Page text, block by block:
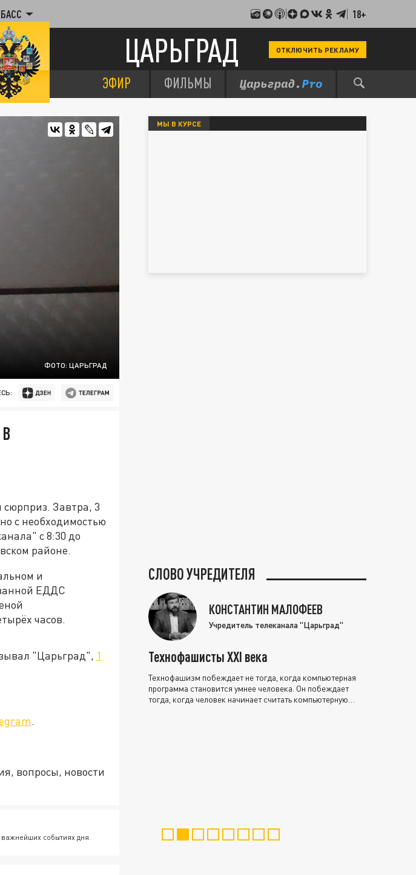
18+
ЦАРЬГРАД ОТКЛЮЧИТЬ РЕКЛАМУ
ЭФИР ФИЛЬМЫ
ФОТО: ЦАРЬГРАД
Завтра, 3
с необходимостью
с 8:30 до
районе.
и
ЕДДС
часов.
"Царьград", 1
.
вопросы, новости
событиях дня.
МЫ В КУРСЕ
СЛОВО УЧРЕДИТЕЛЯ
КОНСТАНТИН МАЛОФЕЕВ
Учредитель телеканала "Царьград"
Технофашисты XXI века
Технофашизм побеждает не тогда, когда компьютерная
программа становится умнее человека. Он побеждает
тогда, когда человек начинает считать компьютерную